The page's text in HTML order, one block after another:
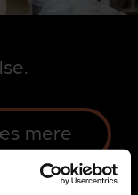
mere